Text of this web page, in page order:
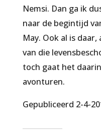
Nemsi. Dan ga ik
naar de begintijd
May. Ook al is
van die
toch gaat het
avonturen.
Gepubliceerd 2-4-